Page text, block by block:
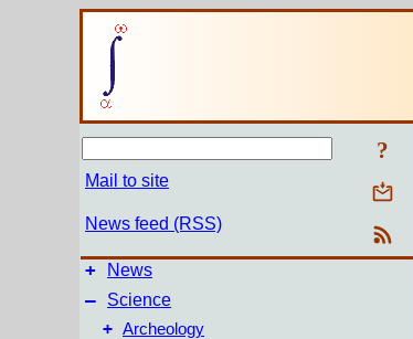
?
Mail to site
News feed (RSS)
+ News
–
Science
+ Archeology